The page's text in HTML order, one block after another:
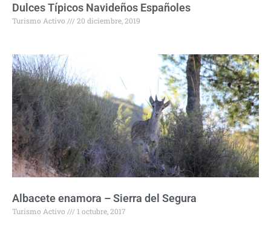
Dulces Típicos Navideños Españoles
Turismo Activo 20 diciembre, 2019
Albacete enamora – Sierra del Segura
Turismo Activo 1 octubre, 2017